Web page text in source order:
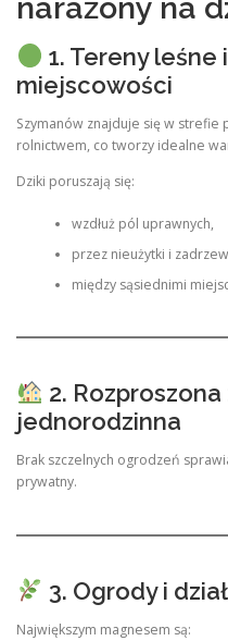
1. Tereny leśne
miejscowości
Szymanów znajduje się w strefie
rolnictwem, co tworzy idealne
Dziki poruszają się:
wzdłuż pól uprawnych,
przez nieużytki i
między sąsiednimi
2.
jednorodzinna
Brak szczelnych ogrodzeń
prywatny.
3. Ogrody i
Największym magnesem są: